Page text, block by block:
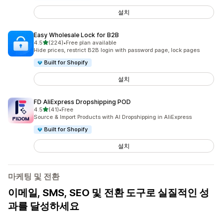
설치
Easy Wholesale Lock for B2B
4.5별 5개 중
(224)
총 리뷰 224개
•Free plan available
Hide prices, restrict B2B login with password page, lock pages
Built for Shopify
설치
FD AliExpress Dropshipping POD
4.5별 5개 중
(41)
총 리뷰 41개
•Free
Source & Import Products with AI Dropshipping in AliExpress
Built for Shopify
설치
마케팅 및 전환
이메일, SMS, SEO 및 전환 도구로 실질적인 성
과를 달성하세요